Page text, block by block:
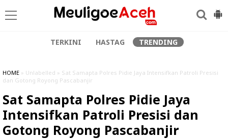
TERKINI HASTAG TRENDING
HOME » Unlabelled » Sat Samapta Polres Pidie Jaya Intensifkan Patroli Presisi
dan Gotong Royong Pascabanjir
Sat Samapta Polres Pidie Jaya
Intensifkan Patroli Presisi dan
Gotong Royong Pascabanjir